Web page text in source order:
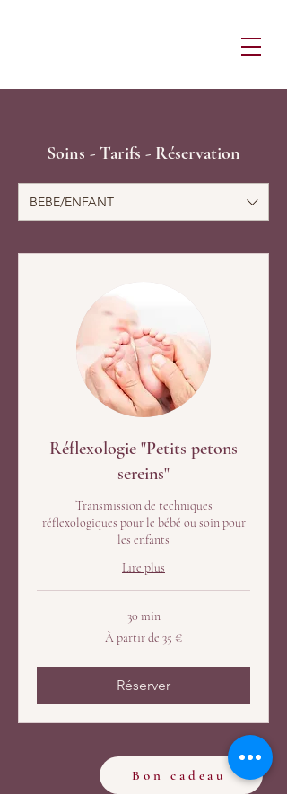
Soins - Tarifs - Réservation
BEBE/ENFANT
Réflexologie "Petits petons
sereins"
Transmission de techniques
réflexologiques pour le bébé ou soin pour
les enfants
Lire plus
30 min
À partir de 35 €
Réserver
Bon cadeau